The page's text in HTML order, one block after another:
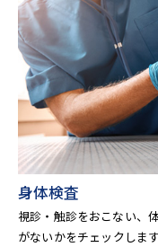
身体検査
視診・触診をおこない、
がないかをチェックしま